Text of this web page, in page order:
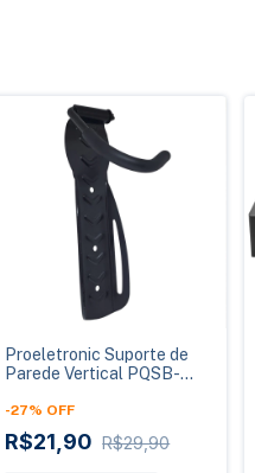
Proeletronic Suporte de
Parede Vertical PQSB-
-27% OFF
R$21,90 R$29,90